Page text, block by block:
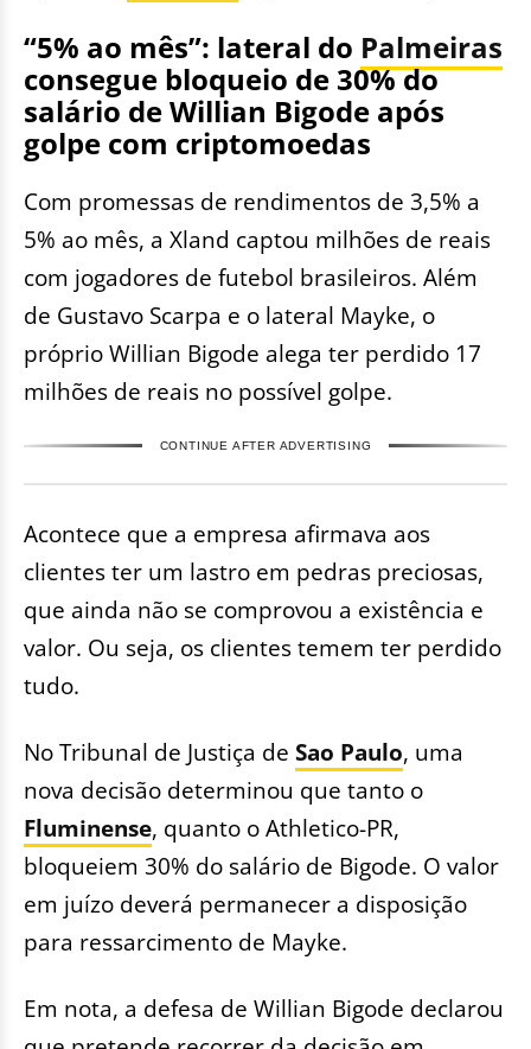
“5% ao mês”: lateral do Palmeiras
consegue bloqueio de 30% do
salário de Willian Bigode após
golpe com criptomoedas
Com promessas de rendimentos de 3,5% a
5% ao mês, a Xland captou milhões de reais
com jogadores de futebol brasileiros. Além
de Gustavo Scarpa e o lateral Mayke, o
próprio Willian Bigode alega ter perdido 17
milhões de reais no possível golpe.
CONTINUE AFTER ADVERTISING
Acontece que a empresa afirmava aos
clientes ter um lastro em pedras preciosas,
que ainda não se comprovou a existência e
valor. Ou seja, os clientes temem ter perdido
tudo.
No Tribunal de Justiça de Sao Paulo, uma
nova decisão determinou que tanto o
Fluminense, quanto o Athletico-PR,
bloqueiem 30% do salário de Bigode. O valor
em juízo deverá permanecer a disposição
para ressarcimento de Mayke.
Em nota, a defesa de Willian Bigode declarou